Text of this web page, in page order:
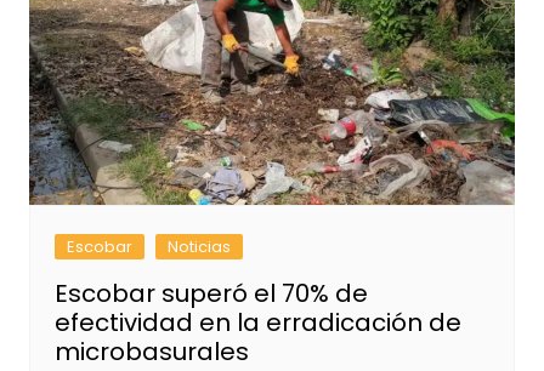
Escobar Noticias
Escobar superó el 70% de
efectividad en la erradicación de
microbasurales